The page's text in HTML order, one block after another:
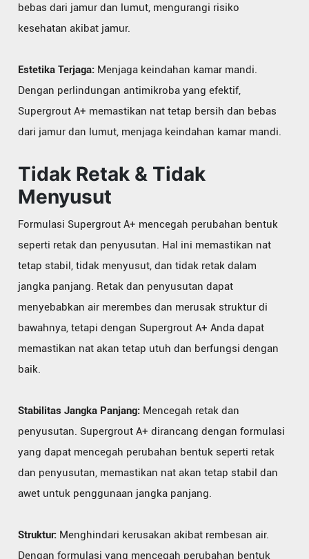
bebas dari jamur dan lumut, mengurangi risiko
kesehatan akibat jamur.
Estetika Terjaga: Menjaga keindahan kamar mandi.
Dengan perlindungan antimikroba yang efektif,
Supergrout A+ memastikan nat tetap bersih dan bebas
dari jamur dan lumut, menjaga keindahan kamar mandi.
Tidak Retak & Tidak
Menyusut
Formulasi Supergrout A+ mencegah perubahan bentuk
seperti retak dan penyusutan. Hal ini memastikan nat
tetap stabil, tidak menyusut, dan tidak retak dalam
jangka panjang. Retak dan penyusutan dapat
menyebabkan air merembes dan merusak struktur di
bawahnya, tetapi dengan Supergrout A+ Anda dapat
memastikan nat akan tetap utuh dan berfungsi dengan
baik.
Stabilitas Jangka Panjang: Mencegah retak dan
penyusutan. Supergrout A+ dirancang dengan formulasi
yang dapat mencegah perubahan bentuk seperti retak
dan penyusutan, memastikan nat akan tetap stabil dan
awet untuk penggunaan jangka panjang.
Struktur: Menghindari kerusakan akibat rembesan air.
Dengan formulasi yang mencegah perubahan bentuk